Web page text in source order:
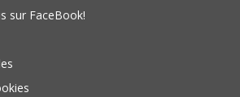
sur FaceBook!